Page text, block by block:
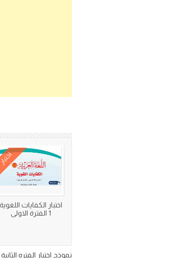
اختبار الكفايات اللغوية
1 الفترة الاولى